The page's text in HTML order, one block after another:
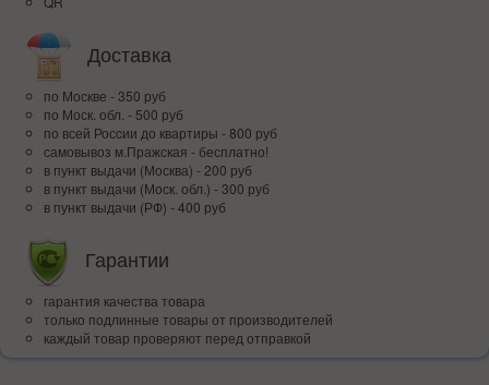
Доставка
по Москве - 350 руб
по Моск. обл. - 500 руб
по всей Росcии до квартиры - 800 руб
самовывоз м.Пражская - бесплатно!
в пункт выдачи (Москва) - 200 руб
в пункт выдачи (Моск. обл.) - 300 руб
в пункт выдачи (РФ) - 400 руб
Гарантии
гарантия качества товара
только подлинные товары от производителей
каждый товар проверяют перед отправкой